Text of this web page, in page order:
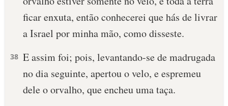
ficar enxuta, então conhecerei que hás de livrar
a Israel por minha mão, como disseste.
38 E assim foi; pois, levantando-se de madrugada
no dia seguinte, apertou o velo, e espremeu
dele o orvalho, que encheu uma taça.